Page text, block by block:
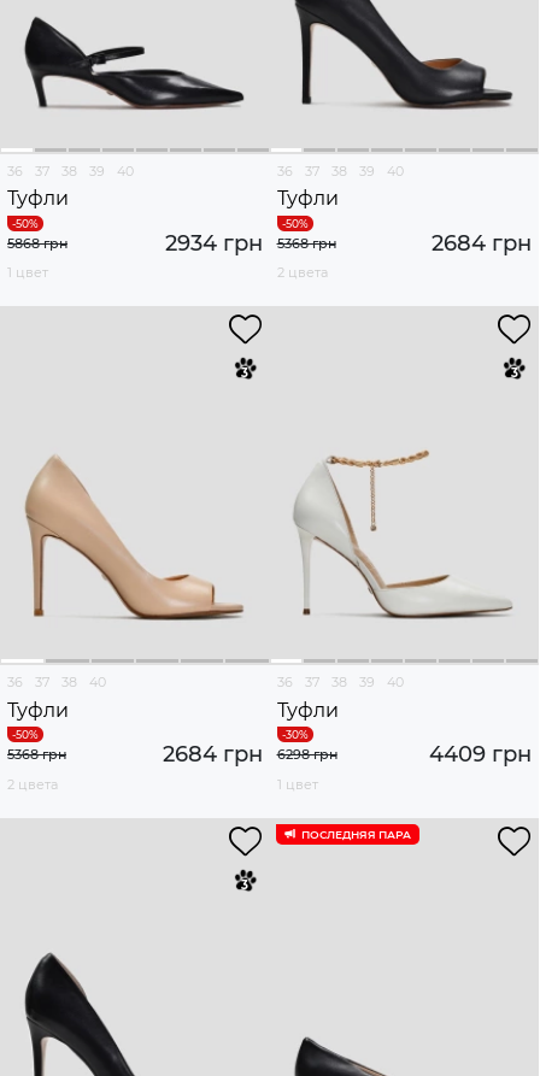
36 37 38 39 40
Туфли
2934 грн
5868 грн
1 цвет
36 37 38 39 40
Туфли
2684 грн
5368 грн
2 цвета
36 37 38 40
Туфли
2684 грн
5368 грн
2 цвета
36 37 38 39 40
Туфли
4409 грн
6298 грн
1 цвет
ПОСЛЕДНЯЯ ПАРА